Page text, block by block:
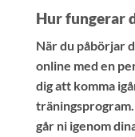
Hur fungerar
När du påbörjar
online med en
dig att komma
går ni igenom